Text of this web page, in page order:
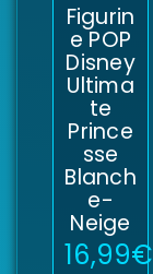
Figurin
e POP
Disney
Ultima
te
Prince
sse
Blanch
e-
Neige
16,99€